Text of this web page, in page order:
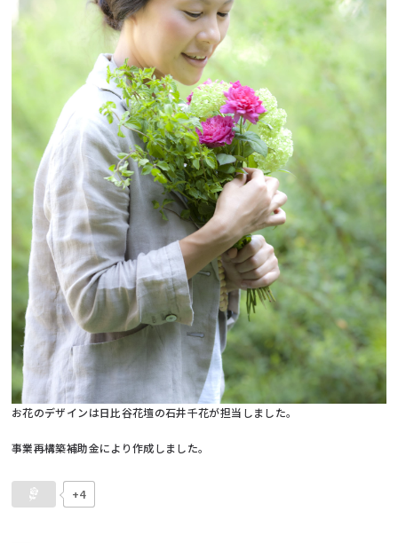
お花のデザインは日比谷花壇の石井千花が担当しました。
事業再構築補助金により作成しました。
+4